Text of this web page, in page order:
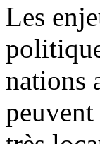
Les
nations